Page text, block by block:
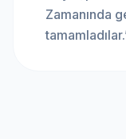
Zamanında
tamamladılar.